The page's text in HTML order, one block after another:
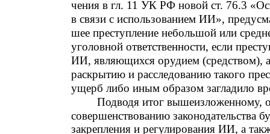
чения в гл. 11 УК РФ новой ст. 76.3
в связи с использованием ИИ»,
шее преступление небольшой или
уголовной ответственности, если
ИИ, являющихся орудием (средством), а
раскрытию и расследованию такого
ущерб либо иным образом загладило
Подводя итог вышеизложенному,
совершенствованию законодательства
закрепления и регулирования ИИ, а